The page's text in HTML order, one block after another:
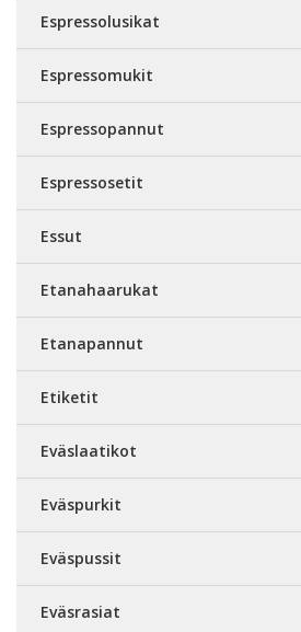
Espressolusikat
Espressomukit
Espressopannut
Espressosetit
Essut
Etanahaarukat
Etanapannut
Etiketit
Eväslaatikot
Eväspurkit
Eväspussit
Eväsrasiat